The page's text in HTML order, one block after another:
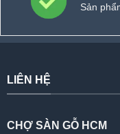
Sản
LIÊN HỆ
CHỢ SÀN GỖ HCM